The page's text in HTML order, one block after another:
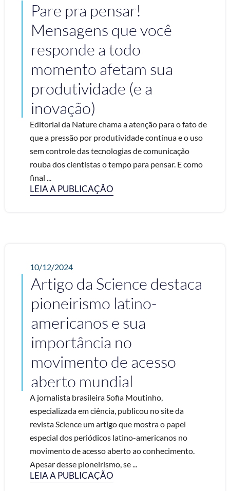
Pare pra pensar!
Mensagens que você
responde a todo
momento afetam sua
produtividade (e a
inovação)
Editorial da Nature chama a atenção para o fato de
que a pressão por produtividade contínua e o uso
sem controle das tecnologias de comunicação
rouba dos cientistas o tempo para pensar. E como
final ...
LEIA A PUBLICAÇÃO
10/12/2024
Artigo da Science destaca
pioneirismo latino-
americanos e sua
importância no
movimento de acesso
aberto mundial
A jornalista brasileira Sofia Moutinho,
especializada em ciência, publicou no site da
revista Science um artigo que mostra o papel
especial dos periódicos latino-americanos no
movimento de acesso aberto ao conhecimento.
Apesar desse pioneirismo, se ...
LEIA A PUBLICAÇÃO